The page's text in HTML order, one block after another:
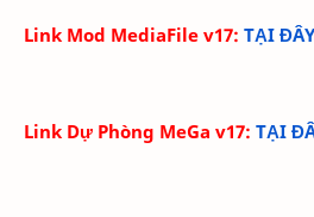
Link Mod MediaFile v17: TẠI ĐÂY
Link Dự Phòng MeGa v17: TẠI